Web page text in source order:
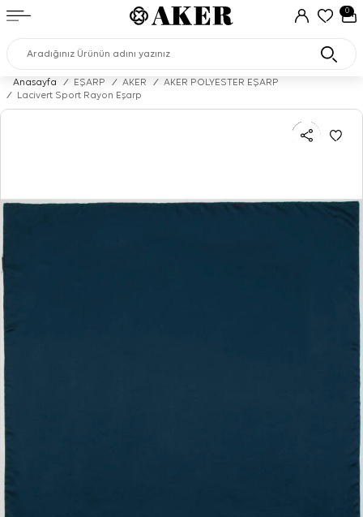
0
Anasayfa / EŞARP / AKER /
AKER POLYESTER EŞARP
/
Lacivert Sport Rayon Eşarp